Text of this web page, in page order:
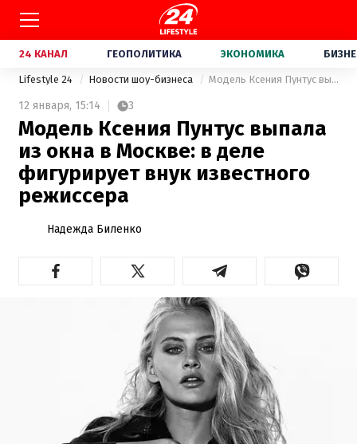
24 КАНАЛ ГЕОПОЛИТИКА ЭКОНОМИКА
Lifestyle 24 Новости шоу-бизнеса Модель Ксения Пунтус выпала из окна в Москве: в деле фигурирует внук известного режиссера
12 января, 15:14 3
Модель Ксения Пунтус выпала
из окна в Москве: в деле
фигурирует внук известного
режиссера
Надежда Биленко